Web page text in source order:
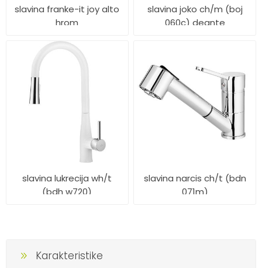
slavina franke-it joy alto
hrom
slavina joko ch/m (boj
060c) deante
slavina lukrecija wh/t
(bdh w720)
slavina narcis ch/t (bdn
071m)
Karakteristike